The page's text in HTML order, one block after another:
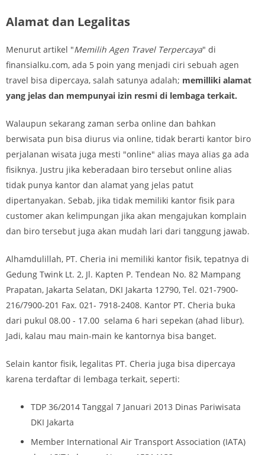
Alamat dan Legalitas
Menurut artikel "Memilih Agen Travel Terpercaya" di
finansialku.com, ada 5 poin yang menjadi ciri sebuah agen
travel bisa dipercaya, salah satunya adalah; memilliki alamat
yang jelas dan mempunyai izin resmi di lembaga terkait.
Walaupun sekarang zaman serba online dan bahkan
berwisata pun bisa diurus via online, tidak berarti kantor biro
perjalanan wisata juga mesti "online" alias maya alias ga ada
fisiknya. Justru jika keberadaan biro tersebut online alias
tidak punya kantor dan alamat yang jelas patut
dipertanyakan. Sebab, jika tidak memiliki kantor fisik para
customer akan kelimpungan jika akan mengajukan komplain
dan biro tersebut juga akan mudah lari dari tanggung jawab.
Alhamdulillah, PT. Cheria ini memiliki kantor fisik, tepatnya di
Gedung Twink Lt. 2, Jl. Kapten P. Tendean No. 82 Mampang
Prapatan, Jakarta Selatan, DKI Jakarta 12790, Tel. 021-7900-
216/7900-201 Fax. 021- 7918-2408. Kantor PT. Cheria buka
dari pukul 08.00 - 17.00 selama 6 hari sepekan (ahad libur).
Jadi, kalau mau main-main ke kantornya bisa banget.
Selain kantor fisik, legalitas PT. Cheria juga bisa dipercaya
karena terdaftar di lembaga terkait, seperti:
TDP 36/2014 Tanggal 7 Januari 2013 Dinas Pariwisata
DKI Jakarta
Member International Air Transport Association (IATA)